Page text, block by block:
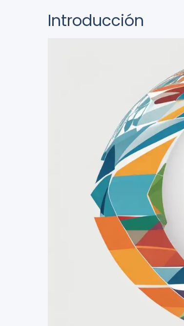
Introducción